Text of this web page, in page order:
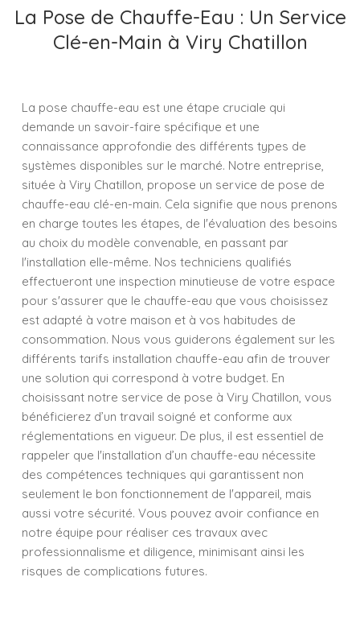
La Pose de Chauffe-Eau : Un Service
Clé-en-Main à Viry Chatillon
La pose chauffe-eau est une étape cruciale qui
demande un savoir-faire spécifique et une
connaissance approfondie des différents types de
systèmes disponibles sur le marché. Notre entreprise,
située à Viry Chatillon, propose un service de pose de
chauffe-eau clé-en-main. Cela signifie que nous prenons
en charge toutes les étapes, de l'évaluation des besoins
au choix du modèle convenable, en passant par
l'installation elle-même. Nos techniciens qualifiés
effectueront une inspection minutieuse de votre espace
pour s'assurer que le chauffe-eau que vous choisissez
est adapté à votre maison et à vos habitudes de
consommation. Nous vous guiderons également sur les
différents tarifs installation chauffe-eau afin de trouver
une solution qui correspond à votre budget. En
choisissant notre service de pose à Viry Chatillon, vous
bénéficierez d’un travail soigné et conforme aux
réglementations en vigueur. De plus, il est essentiel de
rappeler que l'installation d’un chauffe-eau nécessite
des compétences techniques qui garantissent non
seulement le bon fonctionnement de l'appareil, mais
aussi votre sécurité. Vous pouvez avoir confiance en
notre équipe pour réaliser ces travaux avec
professionnalisme et diligence, minimisant ainsi les
risques de complications futures.